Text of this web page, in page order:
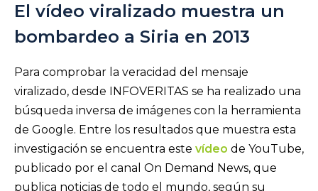
El vídeo viralizado muestra un
bombardeo a Siria en 2013
Para comprobar la veracidad del mensaje
viralizado, desde INFOVERITAS se ha realizado una
búsqueda inversa de imágenes con la herramienta
de Google. Entre los resultados que muestra esta
investigación se encuentra este vídeo de YouTube,
publicado por el canal On Demand News, que
publica noticias de todo el mundo, según su